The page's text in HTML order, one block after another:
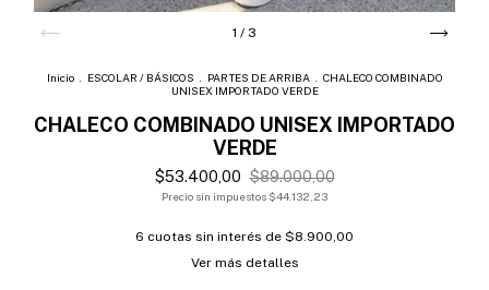
1 / 3
Inicio . ESCOLAR / BÁSICOS . PARTES DE ARRIBA . CHALECO COMBINADO
UNISEX IMPORTADO VERDE
CHALECO COMBINADO UNISEX IMPORTADO
VERDE
$53.400,00 $89.000,00
Precio sin impuestos $44.132,23
6 cuotas sin interés de $8.900,00
Ver más detalles